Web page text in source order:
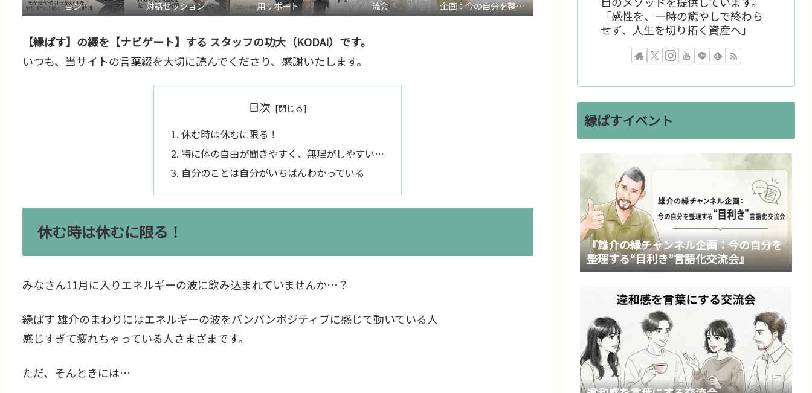
ョン
対話セッション
用サポート
流会
企画：今の自分を整理
する“目利き”言語化交
【縁ぱす】の綴を【ナビゲート】する スタッフの功大（KODAI）です。
いつも、当サイトの言葉綴を大切に読んでくださり、感謝いたします。
目次
休む時は休むに限る！
特に体の自由が聞きやすく、無理がしやすい…
自分のことは自分がいちばんわかっている
休む時は休むに限る！
みなさん11月に入りエネルギーの波に飲み込まれていませんか…？
縁ぱす 雄介のまわりにはエネルギーの波をバンバンポジティブに感じて動いている人
感じすぎて疲れちゃっている人さまざまです。
ただ、そんときには…
「感性を、一時の癒やしで終わら
せず、人生を切り拓く資産へ」
縁ぱすイベント
『雄介の縁チャンネル企画：今の自分を
整理する“目利き”言語化交流会』